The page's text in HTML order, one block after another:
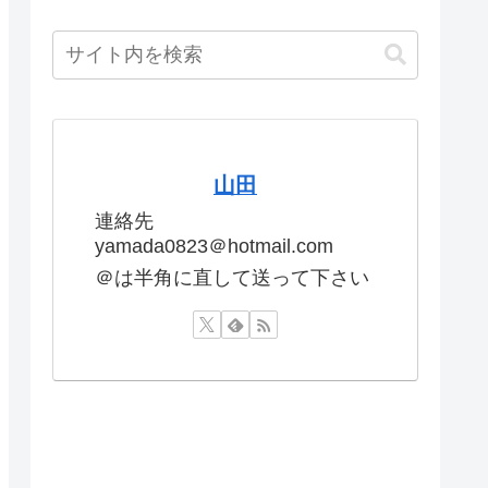
山田
連絡先
yamada0823＠hotmail.com
＠は半角に直して送って下さい